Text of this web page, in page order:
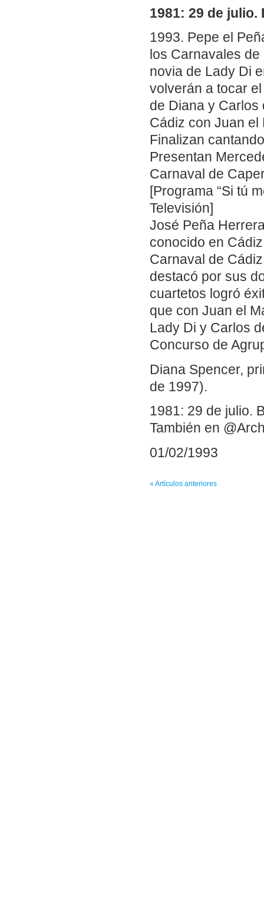
1981: 29 de julio.
1993. Pepe el
los Carnavales
novia de Lady Di
volverán a tocar
de Diana y Carlos
Cádiz con Juan el
Finalizan
Presentan
Carnaval de
[Programa “Si tú
Televisión]
José Peña
conocido en
Carnaval de
destacó por sus
cuartetos logró
que con Juan el
Lady Di y Carlos
Concurso de
Diana Spencer,
de 1997).
1981: 29 de julio.
También en
01/02/1993
« Artículos anteriores